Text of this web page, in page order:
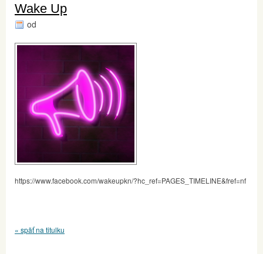
Wake Up
od
https://www.facebook.com/wakeupkn/?hc_ref=PAGES_TIMELINE&fref=nf
« späť na titulku